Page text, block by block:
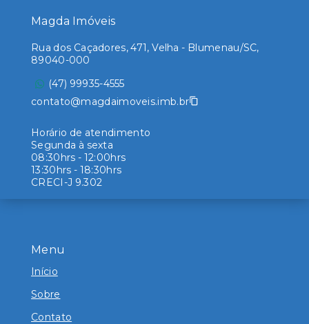
Menu
Início
Sobre
Contato
Magda Imóveis
Rua dos Caçadores, 471, Velha - Blumenau/SC,
89040-000
(47) 99935-4555
contato@magdaimoveis.imb.br
Horário de atendimento
Segunda à sexta
08:30hrs - 12:00hrs
13:30hrs - 18:30hrs
CRECI-J 9.302